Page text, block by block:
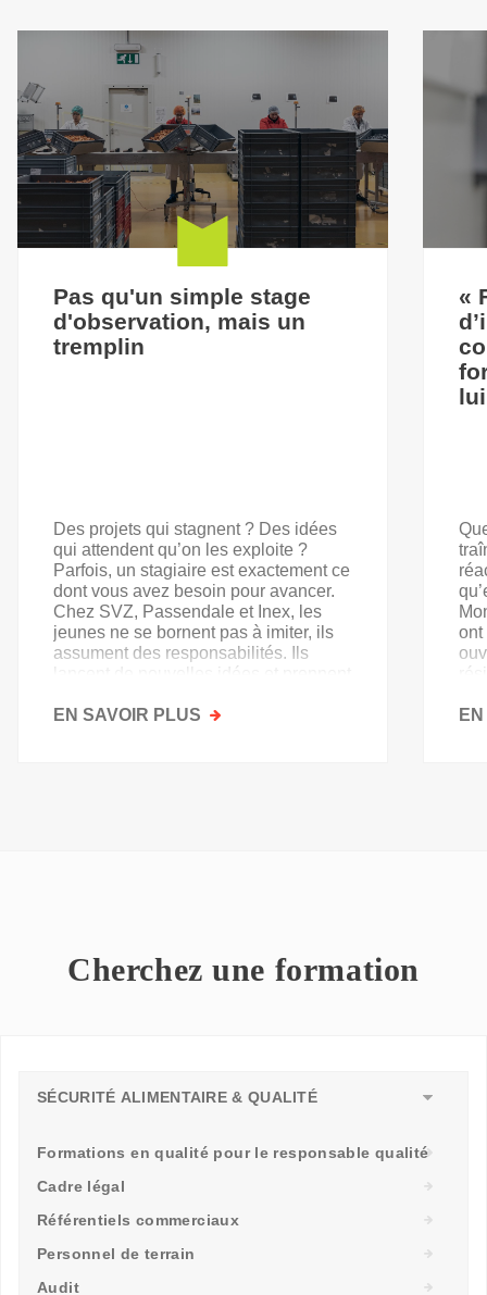
Pas qu'un simple stage
d'observation, mais un
tremplin
Des projets qui stagnent ? Des idées
qui attendent qu’on les exploite ?
Parfois, un stagiaire est exactement ce
dont vous avez besoin pour avancer.
Chez SVZ, Passendale et Inex, les
jeunes ne se bornent pas à imiter, ils
assument des responsabilités. Ils
lancent de nouvelles idées et prennent
EN SAVOIR PLUS SUR
«
ont
Cherchez une formation
SÉCURITÉ ALIMENTAIRE & QUALITÉ
Formations en qualité pour le responsable qualité
Cadre légal
Référentiels commerciaux
Personnel de terrain
Audit